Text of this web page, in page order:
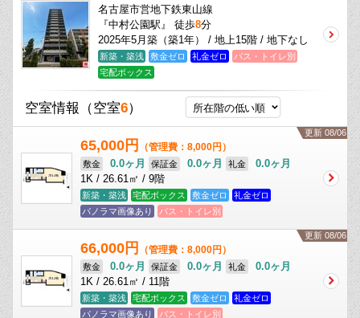
名古屋市営地下鉄東山線
『中村公園駅』 徒歩8分
2025年5月築（築1年） / 地上15階 / 地下なし
新築・築浅 敷金ゼロ 礼金ゼロ
バス・トイレ別
宅配ボックス
空室情報 （空室6）
更新 08/06
65,000円 （管理費：8,000円）
敷金 0.0ヶ月 保証金 0.0ヶ月 礼金
0.0ヶ月
1K / 26.61㎡ / 9階
新築・築浅 宅配ボックス 敷金ゼロ
礼金ゼロ
パノラマ画像あり
バス・トイレ別
更新 08/06
66,000円 （管理費：8,000円）
敷金 0.0ヶ月 保証金 0.0ヶ月 礼金
0.0ヶ月
1K / 26.61㎡ / 11階
新築・築浅 宅配ボックス 敷金ゼロ
礼金ゼロ
パノラマ画像あり
バス・トイレ別